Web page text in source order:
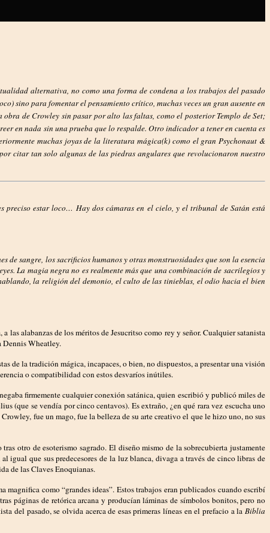
alternativa, no como una forma de condena a los trabajos del pasado
sino para fomentar el pensamiento crítico, muchas veces un gran ausente en
de Crowley sin pasar por alto las faltas, como el posterior Templo de Set;
en nada sin una prueba que lo respalde. Otro indicador a tener en cuenta es
muchas joyas de la literatura mágica(k) como el gran Psychonaut &
citar tan solo algunas de las piedras angulares que revolucionaron nuestro
preciso estar loco… Hay dos cámaras en el cielo, y el tribunal de Satán está
sangre, los sacrificios humanos y otras monstruosidades que son la esencia
La magia negra no es realmente más que una combinación de sacrilegios y
la religión del demonio, el culto de las tinieblas, el odio hacia el bien
alabanzas de los méritos de Jesucritso como rey y señor. Cualquier satanista
Dennis Wheatley.
de la tradición mágica, incapaces, o bien, no dispuestos, a presentar una visión
o compatibilidad con estos desvaríos inútiles.
firmemente cualquier conexión satánica, quien escribió y publicó miles de
(que se vendía por cinco centavos). Es extraño, ¿en qué rara vez escucha uno
fue un mago, fue la belleza de su arte creativo el que le hizo uno, no sus
otro de esoterismo sagrado. El diseño mismo de la sobrecubierta justamente
igual que sus predecesores de la luz blanca, divaga a través de cinco libras de
de las Claves Enoquianas.
como “grandes ideas”. Estos trabajos eran publicados cuando escribí
páginas de retórica arcana y producían láminas de símbolos bonitos, pero no
del pasado, se olvida acerca de esas primeras líneas en el prefacio a la Biblia